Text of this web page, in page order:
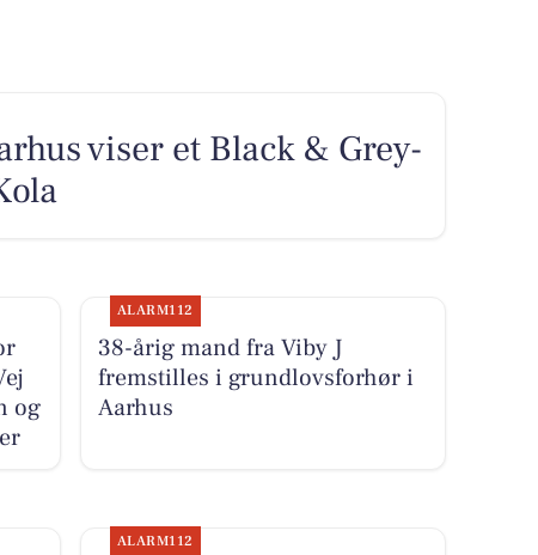
viser et Black & Grey-
og
ALARM112
38-årig mand fra Viby J
fremstilles i grundlovsforhør i
Aarhus
ALARM112